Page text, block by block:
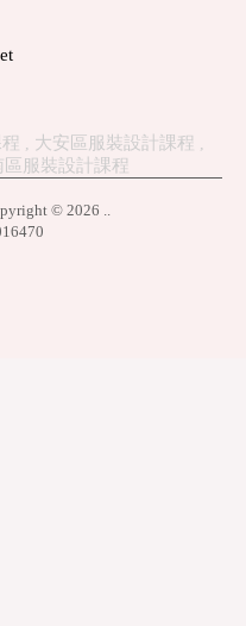
大安區服裝設計課程
區服裝設計課程
© 2026